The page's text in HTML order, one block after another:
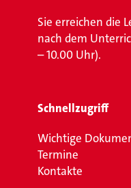
Sie erreichen die
nach dem
– 10.00 Uhr).
Schnellzugriff
Wichtige
Termine
Kontakte